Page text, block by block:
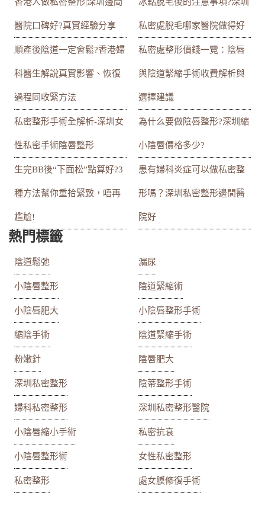
醫院口碑好?真實經驗分享 私密處脫毛哪家醫院做得好
順產後陰道一定會鬆?香港婦
科醫生解說真實影響、恢復
過程同收緊方法
私密處整形價錢一覽：陰唇
與陰道緊縮手術收費解析與
選擇建議
私密整形手術全解析-深圳女
性私密手術陰唇整形
為什么要做陰唇整形?深圳縮
小陰唇價格多少?
生完BB後“下面松”點算好?3
種方法幫你重拾緊致，唔再
尷尬!
患有婦科炎症可以做私密整
形嗎？深圳私密整形邊間醫
院好
熱門標籤
陰道鬆弛 漏尿
小陰唇整形 陰道緊縮術
小陰唇肥大 小陰唇整形手術
縮陰手術 陰道緊縮手術
粉嫩針 陰唇肥大
深圳私密整形 陰蒂整形手術
婦科私密整形 深圳私密整形醫院
小陰唇縮小手術 私密抗衰
小陰唇整形術 女性私密整形
私密整形 處女膜修復手術